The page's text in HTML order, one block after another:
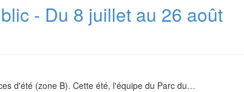
- Du 8 juillet au 26 août
d'été (zone B). Cette été, l'équipe du Parc du…